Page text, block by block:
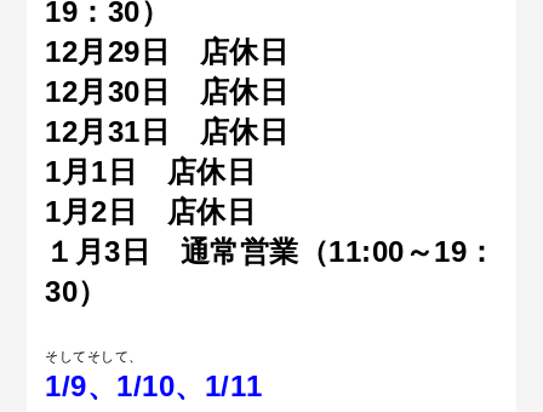
19：30）
12月29日 店休日
12月30日 店休日
12月31日 店休日
1月1日 店休日
1月2日 店休日
１月3日 通常営業（11:00～19：
30）
そしてそして、
1/9、1/10、1/11